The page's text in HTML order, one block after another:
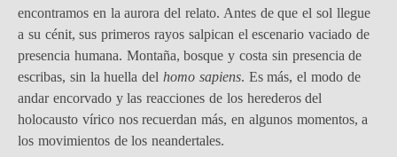
encontramos en la aurora del relato. Antes de que el sol llegue
a su cénit, sus primeros rayos salpican el escenario vaciado de
presencia humana. Montaña, bosque y costa sin presencia de
escribas, sin la huella delhomo sapiens. Es más, el modo de
andar encorvado y las reacciones de los herederos del
holocausto vírico nos recuerdan más, en algunos momentos, a
los movimientos de los neandertales.